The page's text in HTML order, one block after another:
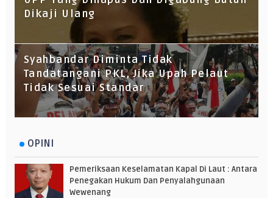
Dikaji Ulang
Syahbandar Diminta Tidak
Tandatangani PKL, Jika Upah Pelaut
Tidak Sesuai Standar
OPINI
Pemeriksaan Keselamatan Kapal Di Laut : Antara
Penegakan Hukum Dan Penyalahgunaan
Wewenang